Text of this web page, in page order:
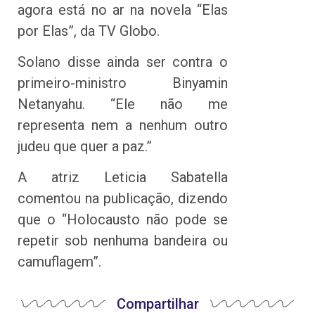
agora está no ar na novela “Elas
por Elas”, da TV Globo.
Solano disse ainda ser contra o
primeiro-ministro Binyamin
Netanyahu. “Ele não me
representa nem a nenhum outro
judeu que quer a paz.”
A atriz Leticia Sabatella
comentou na publicação, dizendo
que o “Holocausto não pode se
repetir sob nenhuma bandeira ou
camuflagem”.
Compartilhar